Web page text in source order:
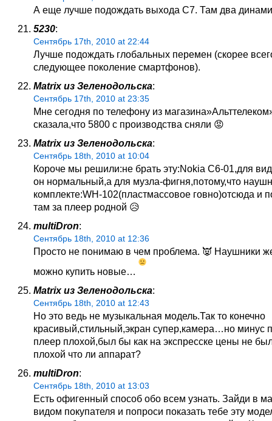
А еще лучше подождать выхода С7. Там два
5230:
Сентябрь 17th, 2010 at 22:44
Лучше подождать глобальных перемен (скорее
следующее поколение смартфонов).
Matrix из Зеленодольска:
Сентябрь 17th, 2010 at 23:35
Мне сегодня по телефону из
сказала,что 5800 с производства сняли 😡
Matrix из Зеленодольска:
Сентябрь 18th, 2010 at 10:04
Короче мы решили:не брать эту:Nokia C6-01,для
он нормальный,а для музла-фигня,потому,что
комплекте:WH-102(пластмассовое говно)отсюда и
там за плеер родной 😥
multiDron:
Сентябрь 18th, 2010 at 12:36
Просто не понимаю в чем проблема. 👿 Наушники
можно купить новые…
Matrix из Зеленодольска:
Сентябрь 18th, 2010 at 12:43
Но это ведь не музыкальная модель.Так то конечно
красивый,стильный,экран супер,камера…но минус
плеер плохой,был бы как на экспресске цены не
плохой что ли аппарат?
multiDron:
Сентябрь 18th, 2010 at 13:03
Есть офигенный способ обо всем узнать. Зайди в
видом покупателя и попроси показать тебе эту